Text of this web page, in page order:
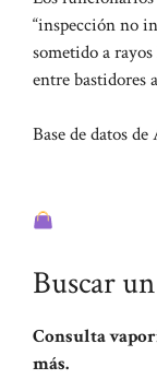
“inspección no
sometido a
entre bastidores
Base de datos
Buscar
Consulta
más.